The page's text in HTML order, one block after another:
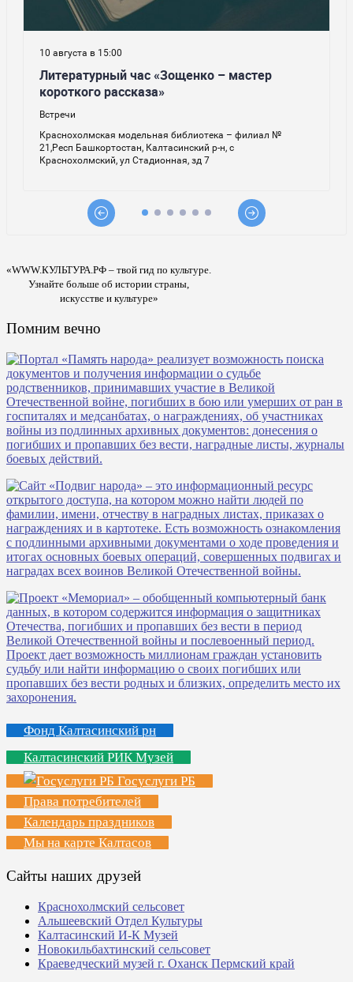
«WWW.КУЛЬТУРА.РФ – твой гид по культуре.
Узнайте больше об истории страны,
искусстве и культуре»
Помним вечно
Фонд Калтасинский рн
Калтасинский РИК Музей
Госуслуги РБ
Права потребителей
Календарь праздников
Мы на карте Калтасов
Сайты наших друзей
Краснохолмский сельсовет
Альшеевский Отдел Культуры
Калтасинский И-К Музей
Новокильбахтинский сельсовет
Краеведческий музей г. Оханск Пермский край